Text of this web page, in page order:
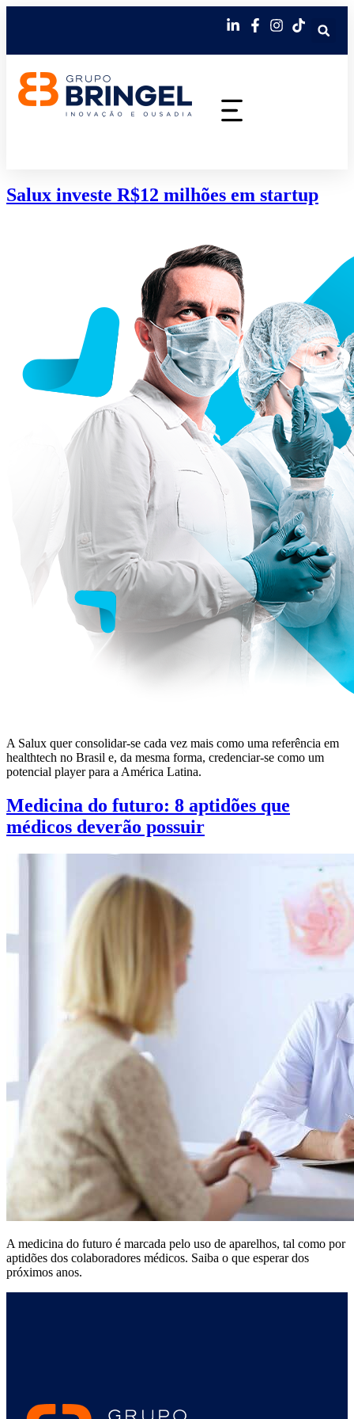
Salux investe R$12 milhões em startup
A Salux quer consolidar-se cada vez mais como uma referência em
healthtech no Brasil e, da mesma forma, credenciar-se como um
potencial player para a América Latina.
Medicina do futuro: 8 aptidões que
médicos deverão possuir
A medicina do futuro é marcada pelo uso de aparelhos, tal como por
aptidões dos colaboradores médicos. Saiba o que esperar dos
próximos anos.